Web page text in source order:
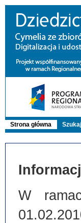
Strona główna Szukaj
W